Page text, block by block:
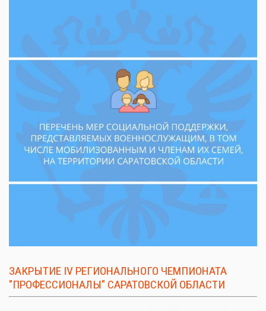
ЗАКРЫТИЕ IV РЕГИОНАЛЬНОГО ЧЕМПИОНАТА
"ПРОФЕССИОНАЛЫ" САРАТОВСКОЙ ОБЛАСТИ